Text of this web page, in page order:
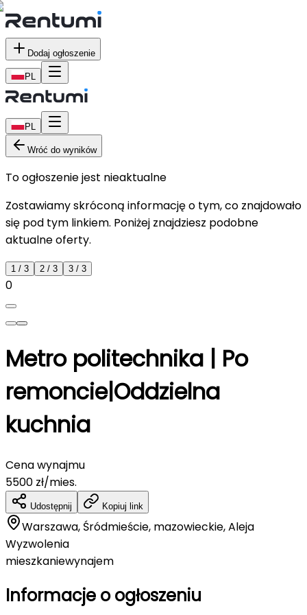
Dodaj ogłoszenie
PL
PL
Wróć do wyników
To ogłoszenie jest nieaktualne
Zostawiamy skróconą informację o tym, co znajdowało
się pod tym linkiem. Poniżej znajdziesz podobne
aktualne oferty.
1 / 3 2 / 3 3 / 3
0
Metro politechnika | Po
remoncie|Oddzielna
kuchnia
Cena wynajmu
5500 zł/mies.
Udostępnij Kopiuj link
Warszawa, Śródmieście, mazowieckie, Aleja
Wyzwolenia
mieszkaniewynajem
Informacje o ogłoszeniu